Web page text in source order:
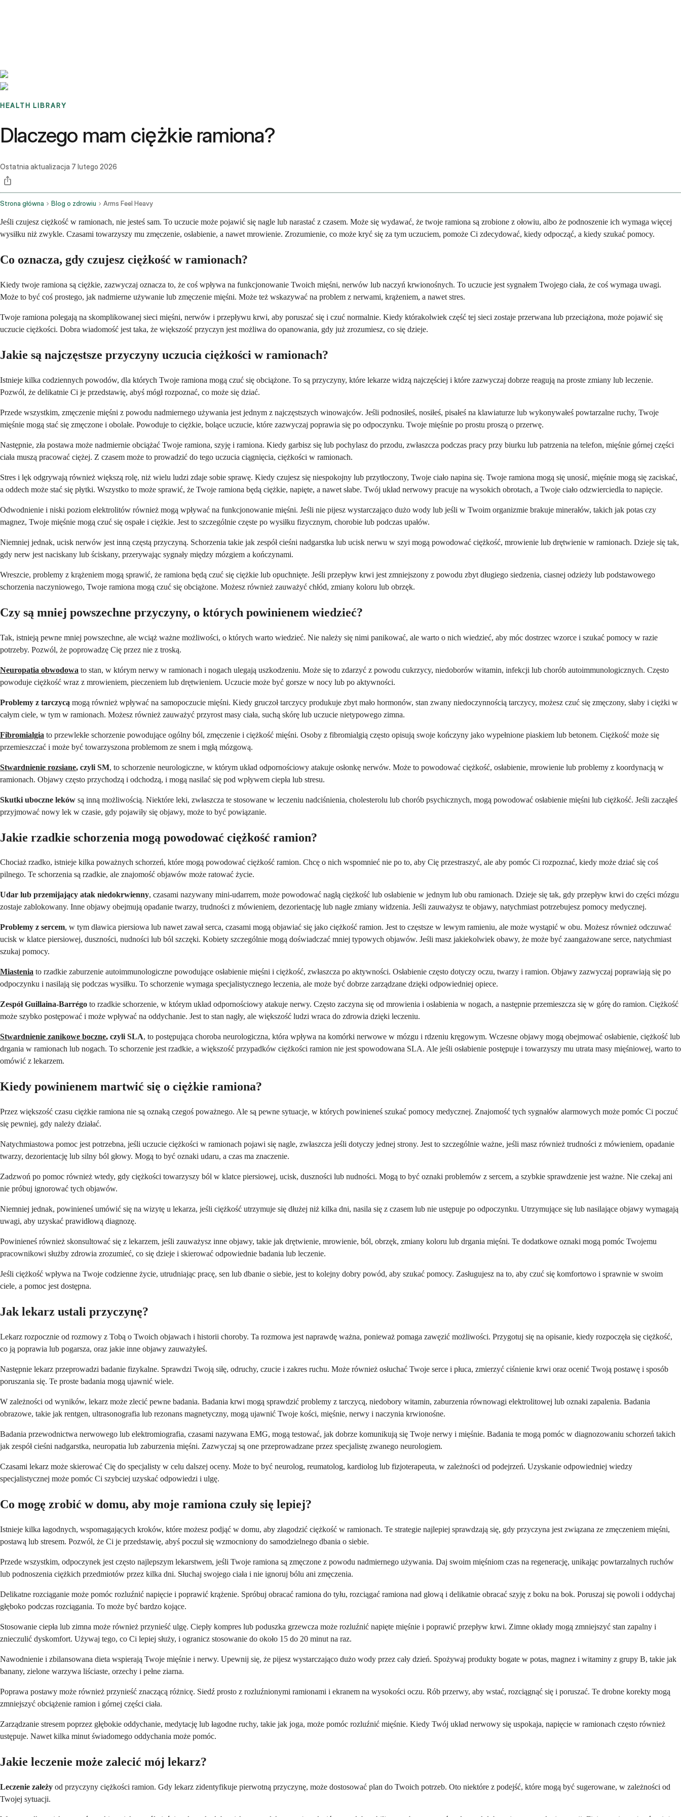
HEALTH LIBRARY
Dlaczego mam ciężkie ramiona?
Ostatnia aktualizacja 7 lutego 2026
Strona główna Blog o zdrowiu Arms Feel Heavy
Jeśli czujesz ciężkość w ramionach, nie jesteś sam. To uczucie może pojawić się nagle lub narastać z czasem. Może się wydawać, że twoje ramiona są zrobione z ołowiu, albo że podnoszenie ich wymaga więcej
wysiłku niż zwykle. Czasami towarzyszy mu zmęczenie, osłabienie, a nawet mrowienie. Zrozumienie, co może kryć się za tym uczuciem, pomoże Ci zdecydować, kiedy odpocząć, a kiedy szukać pomocy.
Co oznacza, gdy czujesz ciężkość w ramionach?
Kiedy twoje ramiona są ciężkie, zazwyczaj oznacza to, że coś wpływa na funkcjonowanie Twoich mięśni, nerwów lub naczyń krwionośnych. To uczucie jest sygnałem Twojego ciała, że coś wymaga uwagi.
Może to być coś prostego, jak nadmierne używanie lub zmęczenie mięśni. Może też wskazywać na problem z nerwami, krążeniem, a nawet stres.
Twoje ramiona polegają na skomplikowanej sieci mięśni, nerwów i przepływu krwi, aby poruszać się i czuć normalnie. Kiedy którakolwiek część tej sieci zostaje przerwana lub przeciążona, może pojawić się
uczucie ciężkości. Dobra wiadomość jest taka, że większość przyczyn jest możliwa do opanowania, gdy już zrozumiesz, co się dzieje.
Jakie są najczęstsze przyczyny uczucia ciężkości w ramionach?
Istnieje kilka codziennych powodów, dla których Twoje ramiona mogą czuć się obciążone. To są przyczyny, które lekarze widzą najczęściej i które zazwyczaj dobrze reagują na proste zmiany lub leczenie.
Pozwól, że delikatnie Ci je przedstawię, abyś mógł rozpoznać, co może się dziać.
Przede wszystkim, zmęczenie mięśni z powodu nadmiernego używania jest jednym z najczęstszych winowajców. Jeśli podnosiłeś, nosiłeś, pisałeś na klawiaturze lub wykonywałeś powtarzalne ruchy, Twoje
mięśnie mogą stać się zmęczone i obolałe. Powoduje to ciężkie, bolące uczucie, które zazwyczaj poprawia się po odpoczynku. Twoje mięśnie po prostu proszą o przerwę.
Następnie, zła postawa może nadmiernie obciążać Twoje ramiona, szyję i ramiona. Kiedy garbisz się lub pochylasz do przodu, zwłaszcza podczas pracy przy biurku lub patrzenia na telefon, mięśnie górnej części
ciała muszą pracować ciężej. Z czasem może to prowadzić do tego uczucia ciągnięcia, ciężkości w ramionach.
Stres i lęk odgrywają również większą rolę, niż wielu ludzi zdaje sobie sprawę. Kiedy czujesz się niespokojny lub przytłoczony, Twoje ciało napina się. Twoje ramiona mogą się unosić, mięśnie mogą się zaciskać,
a oddech może stać się płytki. Wszystko to może sprawić, że Twoje ramiona będą ciężkie, napięte, a nawet słabe. Twój układ nerwowy pracuje na wysokich obrotach, a Twoje ciało odzwierciedla to napięcie.
Odwodnienie i niski poziom elektrolitów również mogą wpływać na funkcjonowanie mięśni. Jeśli nie pijesz wystarczająco dużo wody lub jeśli w Twoim organizmie brakuje minerałów, takich jak potas czy
magnez, Twoje mięśnie mogą czuć się ospałe i ciężkie. Jest to szczególnie częste po wysiłku fizycznym, chorobie lub podczas upałów.
Niemniej jednak, ucisk nerwów jest inną częstą przyczyną. Schorzenia takie jak zespół cieśni nadgarstka lub ucisk nerwu w szyi mogą powodować ciężkość, mrowienie lub drętwienie w ramionach. Dzieje się tak,
gdy nerw jest naciskany lub ściskany, przerywając sygnały między mózgiem a kończynami.
Wreszcie, problemy z krążeniem mogą sprawić, że ramiona będą czuć się ciężkie lub opuchnięte. Jeśli przepływ krwi jest zmniejszony z powodu zbyt długiego siedzenia, ciasnej odzieży lub podstawowego
schorzenia naczyniowego, Twoje ramiona mogą czuć się obciążone. Możesz również zauważyć chłód, zmiany koloru lub obrzęk.
Czy są mniej powszechne przyczyny, o których powinienem wiedzieć?
Tak, istnieją pewne mniej powszechne, ale wciąż ważne możliwości, o których warto wiedzieć. Nie należy się nimi panikować, ale warto o nich wiedzieć, aby móc dostrzec wzorce i szukać pomocy w razie
potrzeby. Pozwól, że poprowadzę Cię przez nie z troską.
Neuropatia obwodowa to stan, w którym nerwy w ramionach i nogach ulegają uszkodzeniu. Może się to zdarzyć z powodu cukrzycy, niedoborów witamin, infekcji lub chorób autoimmunologicznych. Często
powoduje ciężkość wraz z mrowieniem, pieczeniem lub drętwieniem. Uczucie może być gorsze w nocy lub po aktywności.
Problemy z tarczycą mogą również wpływać na samopoczucie mięśni. Kiedy gruczoł tarczycy produkuje zbyt mało hormonów, stan zwany niedoczynnością tarczycy, możesz czuć się zmęczony, słaby i ciężki w
całym ciele, w tym w ramionach. Możesz również zauważyć przyrost masy ciała, suchą skórę lub uczucie nietypowego zimna.
Fibromialgia to przewlekłe schorzenie powodujące ogólny ból, zmęczenie i ciężkość mięśni. Osoby z fibromialgią często opisują swoje kończyny jako wypełnione piaskiem lub betonem. Ciężkość może się
przemieszczać i może być towarzyszona problemom ze snem i mgłą mózgową.
Stwardnienie rozsiane, czyli SM, to schorzenie neurologiczne, w którym układ odpornościowy atakuje osłonkę nerwów. Może to powodować ciężkość, osłabienie, mrowienie lub problemy z koordynacją w
ramionach. Objawy często przychodzą i odchodzą, i mogą nasilać się pod wpływem ciepła lub stresu.
Skutki uboczne leków są inną możliwością. Niektóre leki, zwłaszcza te stosowane w leczeniu nadciśnienia, cholesterolu lub chorób psychicznych, mogą powodować osłabienie mięśni lub ciężkość. Jeśli zacząłeś
przyjmować nowy lek w czasie, gdy pojawiły się objawy, może to być powiązanie.
Jakie rzadkie schorzenia mogą powodować ciężkość ramion?
Chociaż rzadko, istnieje kilka poważnych schorzeń, które mogą powodować ciężkość ramion. Chcę o nich wspomnieć nie po to, aby Cię przestraszyć, ale aby pomóc Ci rozpoznać, kiedy może dziać się coś
pilnego. Te schorzenia są rzadkie, ale znajomość objawów może ratować życie.
Udar lub przemijający atak niedokrwienny, czasami nazywany mini-udarrem, może powodować nagłą ciężkość lub osłabienie w jednym lub obu ramionach. Dzieje się tak, gdy przepływ krwi do części mózgu
zostaje zablokowany. Inne objawy obejmują opadanie twarzy, trudności z mówieniem, dezorientację lub nagłe zmiany widzenia. Jeśli zauważysz te objawy, natychmiast potrzebujesz pomocy medycznej.
Problemy z sercem, w tym dławica piersiowa lub nawet zawał serca, czasami mogą objawiać się jako ciężkość ramion. Jest to częstsze w lewym ramieniu, ale może wystąpić w obu. Możesz również odczuwać
ucisk w klatce piersiowej, duszności, nudności lub ból szczęki. Kobiety szczególnie mogą doświadczać mniej typowych objawów. Jeśli masz jakiekolwiek obawy, że może być zaangażowane serce, natychmiast
szukaj pomocy.
Miastenia to rzadkie zaburzenie autoimmunologiczne powodujące osłabienie mięśni i ciężkość, zwłaszcza po aktywności. Osłabienie często dotyczy oczu, twarzy i ramion. Objawy zazwyczaj poprawiają się po
odpoczynku i nasilają się podczas wysiłku. To schorzenie wymaga specjalistycznego leczenia, ale może być dobrze zarządzane dzięki odpowiedniej opiece.
Zespół Guillaina-Barrégo to rzadkie schorzenie, w którym układ odpornościowy atakuje nerwy. Często zaczyna się od mrowienia i osłabienia w nogach, a następnie przemieszcza się w górę do ramion. Ciężkość
może szybko postępować i może wpływać na oddychanie. Jest to stan nagły, ale większość ludzi wraca do zdrowia dzięki leczeniu.
Stwardnienie zanikowe boczne, czyli SLA, to postępująca choroba neurologiczna, która wpływa na komórki nerwowe w mózgu i rdzeniu kręgowym. Wczesne objawy mogą obejmować osłabienie, ciężkość lub
drgania w ramionach lub nogach. To schorzenie jest rzadkie, a większość przypadków ciężkości ramion nie jest spowodowana SLA. Ale jeśli osłabienie postępuje i towarzyszy mu utrata masy mięśniowej, warto to
omówić z lekarzem.
Kiedy powinienem martwić się o ciężkie ramiona?
Przez większość czasu ciężkie ramiona nie są oznaką czegoś poważnego. Ale są pewne sytuacje, w których powinieneś szukać pomocy medycznej. Znajomość tych sygnałów alarmowych może pomóc Ci poczuć
się pewniej, gdy należy działać.
Natychmiastowa pomoc jest potrzebna, jeśli uczucie ciężkości w ramionach pojawi się nagle, zwłaszcza jeśli dotyczy jednej strony. Jest to szczególnie ważne, jeśli masz również trudności z mówieniem, opadanie
twarzy, dezorientację lub silny ból głowy. Mogą to być oznaki udaru, a czas ma znaczenie.
Zadzwoń po pomoc również wtedy, gdy ciężkości towarzyszy ból w klatce piersiowej, ucisk, duszności lub nudności. Mogą to być oznaki problemów z sercem, a szybkie sprawdzenie jest ważne. Nie czekaj ani
nie próbuj ignorować tych objawów.
Niemniej jednak, powinieneś umówić się na wizytę u lekarza, jeśli ciężkość utrzymuje się dłużej niż kilka dni, nasila się z czasem lub nie ustępuje po odpoczynku. Utrzymujące się lub nasilające objawy wymagają
uwagi, aby uzyskać prawidłową diagnozę.
Powinieneś również skonsultować się z lekarzem, jeśli zauważysz inne objawy, takie jak drętwienie, mrowienie, ból, obrzęk, zmiany koloru lub drgania mięśni. Te dodatkowe oznaki mogą pomóc Twojemu
pracownikowi służby zdrowia zrozumieć, co się dzieje i skierować odpowiednie badania lub leczenie.
Jeśli ciężkość wpływa na Twoje codzienne życie, utrudniając pracę, sen lub dbanie o siebie, jest to kolejny dobry powód, aby szukać pomocy. Zasługujesz na to, aby czuć się komfortowo i sprawnie w swoim
ciele, a pomoc jest dostępna.
Jak lekarz ustali przyczynę?
Lekarz rozpocznie od rozmowy z Tobą o Twoich objawach i historii choroby. Ta rozmowa jest naprawdę ważna, ponieważ pomaga zawęzić możliwości. Przygotuj się na opisanie, kiedy rozpoczęła się ciężkość,
co ją poprawia lub pogarsza, oraz jakie inne objawy zauważyłeś.
Następnie lekarz przeprowadzi badanie fizykalne. Sprawdzi Twoją siłę, odruchy, czucie i zakres ruchu. Może również osłuchać Twoje serce i płuca, zmierzyć ciśnienie krwi oraz ocenić Twoją postawę i sposób
poruszania się. Te proste badania mogą ujawnić wiele.
W zależności od wyników, lekarz może zlecić pewne badania. Badania krwi mogą sprawdzić problemy z tarczycą, niedobory witamin, zaburzenia równowagi elektrolitowej lub oznaki zapalenia. Badania
obrazowe, takie jak rentgen, ultrasonografia lub rezonans magnetyczny, mogą ujawnić Twoje kości, mięśnie, nerwy i naczynia krwionośne.
Badania przewodnictwa nerwowego lub elektromiografia, czasami nazywana EMG, mogą testować, jak dobrze komunikują się Twoje nerwy i mięśnie. Badania te mogą pomóc w diagnozowaniu schorzeń takich
jak zespół cieśni nadgarstka, neuropatia lub zaburzenia mięśni. Zazwyczaj są one przeprowadzane przez specjalistę zwanego neurologiem.
Czasami lekarz może skierować Cię do specjalisty w celu dalszej oceny. Może to być neurolog, reumatolog, kardiolog lub fizjoterapeuta, w zależności od podejrzeń. Uzyskanie odpowiedniej wiedzy
specjalistycznej może pomóc Ci szybciej uzyskać odpowiedzi i ulgę.
Co mogę zrobić w domu, aby moje ramiona czuły się lepiej?
Istnieje kilka łagodnych, wspomagających kroków, które możesz podjąć w domu, aby złagodzić ciężkość w ramionach. Te strategie najlepiej sprawdzają się, gdy przyczyna jest związana ze zmęczeniem mięśni,
postawą lub stresem. Pozwól, że Ci je przedstawię, abyś poczuł się wzmocniony do samodzielnego dbania o siebie.
Przede wszystkim, odpoczynek jest często najlepszym lekarstwem, jeśli Twoje ramiona są zmęczone z powodu nadmiernego używania. Daj swoim mięśniom czas na regenerację, unikając powtarzalnych ruchów
lub podnoszenia ciężkich przedmiotów przez kilka dni. Słuchaj swojego ciała i nie ignoruj bólu ani zmęczenia.
Delikatne rozciąganie może pomóc rozluźnić napięcie i poprawić krążenie. Spróbuj obracać ramiona do tyłu, rozciągać ramiona nad głową i delikatnie obracać szyję z boku na bok. Poruszaj się powoli i oddychaj
głęboko podczas rozciągania. To może być bardzo kojące.
Stosowanie ciepła lub zimna może również przynieść ulgę. Ciepły kompres lub poduszka grzewcza może rozluźnić napięte mięśnie i poprawić przepływ krwi. Zimne okłady mogą zmniejszyć stan zapalny i
znieczulić dyskomfort. Używaj tego, co Ci lepiej służy, i ogranicz stosowanie do około 15 do 20 minut na raz.
Nawodnienie i zbilansowana dieta wspierają Twoje mięśnie i nerwy. Upewnij się, że pijesz wystarczająco dużo wody przez cały dzień. Spożywaj produkty bogate w potas, magnez i witaminy z grupy B, takie jak
banany, zielone warzywa liściaste, orzechy i pełne ziarna.
Poprawa postawy może również przynieść znaczącą różnicę. Siedź prosto z rozluźnionymi ramionami i ekranem na wysokości oczu. Rób przerwy, aby wstać, rozciągnąć się i poruszać. Te drobne korekty mogą
zmniejszyć obciążenie ramion i górnej części ciała.
Zarządzanie stresem poprzez głębokie oddychanie, medytację lub łagodne ruchy, takie jak joga, może pomóc rozluźnić mięśnie. Kiedy Twój układ nerwowy się uspokaja, napięcie w ramionach często również
ustępuje. Nawet kilka minut świadomego oddychania może pomóc.
Jakie leczenie może zalecić mój lekarz?
Leczenie zależy od przyczyny ciężkości ramion. Gdy lekarz zidentyfikuje pierwotną przyczynę, może dostosować plan do Twoich potrzeb. Oto niektóre z podejść, które mogą być sugerowane, w zależności od
Twojej sytuacji.